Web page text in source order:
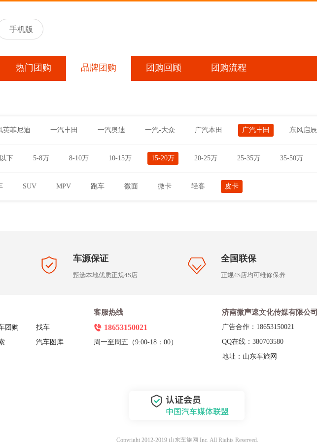
手机版
热门团购 品牌团购 团购回顾 团购流程
英菲尼迪 一汽丰田 一汽奥迪 一汽-大众 广汽本田 广汽丰田 东风启辰
下 5-8万 8-10万 10-15万 15-20万 20-25万 25-35万 35-50万
SUV MPV 跑车 微面 微卡 轻客 皮卡
车源保证
甄选本地优质正规4S店
全国联保
正规4S店均可维修保养
团购 找车
汽车图库
客服热线
18653150021
周一至周五（9:00-18：00）
济南微声速文化传媒有限公司
广告合作：18653150021
QQ在线：380703580
地址：山东车旅网
Copyright 2012-2019 山东车旅网 Inc. All Rights Reserved.